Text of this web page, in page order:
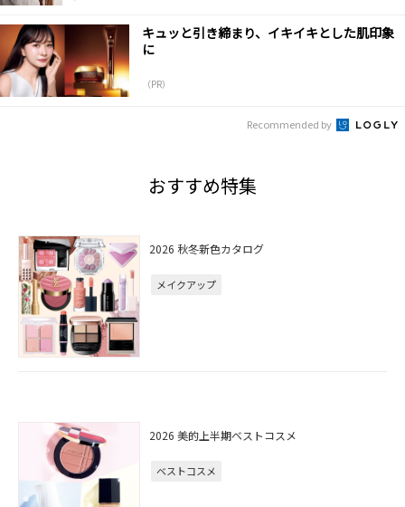
キュッと引き締まり、イキイキとした肌印象
に
（PR）
Recommended by
おすすめ特集
2026 秋冬新色カタログ
メイクアップ
2026 美的上半期ベストコスメ
ベストコスメ